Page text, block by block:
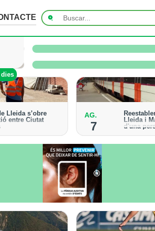
la verema no pateix
dies
Lleida s’obre
entre Ciutat
que incorpora
dels serveis
AG.
7
Lleida i
d'una
Els trens
habitual